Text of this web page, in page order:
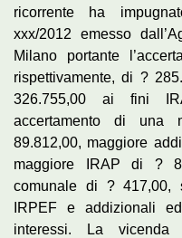
ricorrente ha
xxx/2012 emesso
Milano portante
rispettivamente, di ?
326.755,00 ai fini
accertamento di una
89.812,00, maggiore
maggiore IRAP di ?
comunale di ? 417,00,
IRPEF e addizionali
interessi. La vicenda